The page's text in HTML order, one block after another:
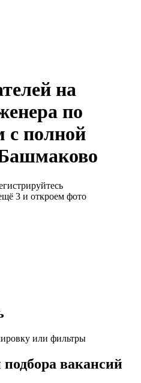
на
по
с полной
3 и откроем фото
или фильтры
вакансий